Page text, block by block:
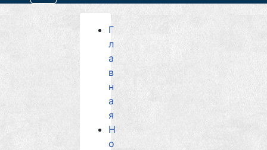
Type 2 or more characters for results.
Г
л
а
в
н
а
я
Н
о